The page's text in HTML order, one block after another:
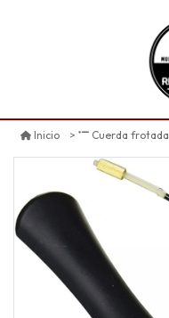
Inicio Cuerda frotada